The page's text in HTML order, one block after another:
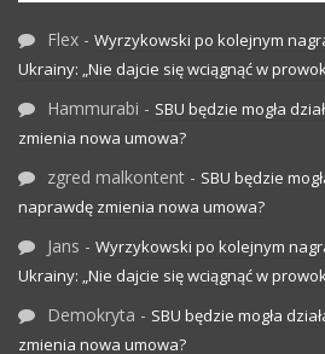
Flex - Wyrzykowski po kolejnym
Ukrainy: „Nie dajcie się wciągnąć w
Hammurabi - SBU będzie mogła
zmienia nowa umowa?
zgred malkontent - SBU będzie
naprawdę zmienia nowa umowa?
Jans - Wyrzykowski po kolejnym
Ukrainy: „Nie dajcie się wciągnąć w
Demokryta - SBU będzie mogła
zmienia nowa umowa?